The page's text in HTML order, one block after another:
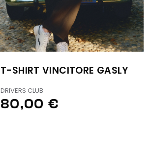
T-SHIRT VINCITORE GASLY
DRIVERS CLUB
80,00 €